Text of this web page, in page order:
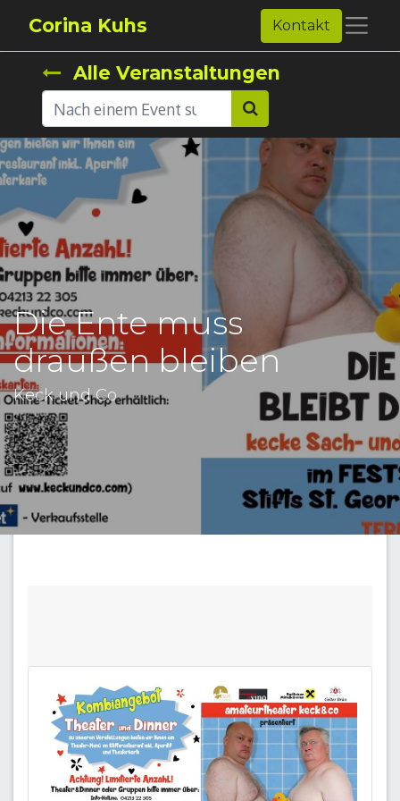
Corina Kuhs Kontakt
Alle Veranstaltungen
Die Ente muss
draußen bleiben
Keck und Co